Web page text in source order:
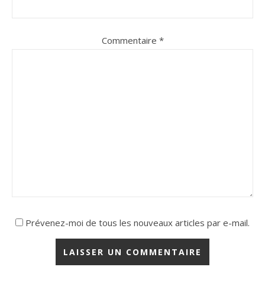
Commentaire *
Prévenez-moi de tous les nouveaux articles par e-mail.